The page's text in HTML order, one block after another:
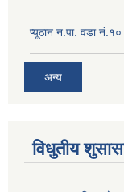
प्यूठान न.पा. वडा
अन्य
विधुतीय